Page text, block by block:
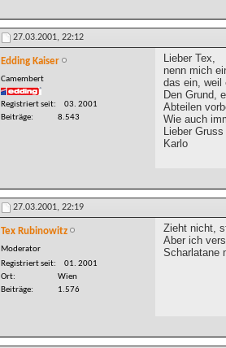
27.03.2001, 22:12
Edding Kaiser
Camembert
Registriert seit
03. 2001
Beiträge
8.543
Lieber Tex,
nenn mich
das ein, weil
Den Grund,
Abteilen
Wie auch
Lieber Gruss
Karlo
27.03.2001, 22:19
Tex Rubinowitz
Moderator
Registriert seit
01. 2001
Ort
Wien
Beiträge
1.576
Zieht nicht,
Aber ich
Scharlatane